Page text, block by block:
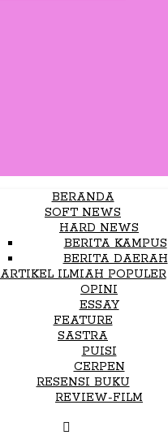
BERANDA
SOFT NEWS
HARD NEWS
BERITA KAMPUS
BERITA DAERAH
ARTIKEL ILMIAH POPULER
OPINI
ESSAY
FEATURE
SASTRA
PUISI
CERPEN
RESENSI BUKU
REVIEW-FILM